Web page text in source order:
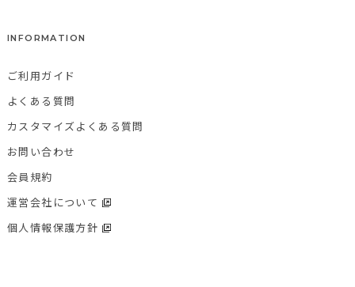
INFORMATION
ご利用ガイド
よくある質問
カスタマイズよくある質問
お問い合わせ
会員規約
運営会社について
個人情報保護方針